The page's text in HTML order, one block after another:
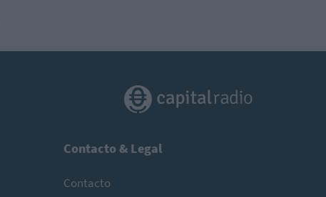
Contacto & Legal
Contacto